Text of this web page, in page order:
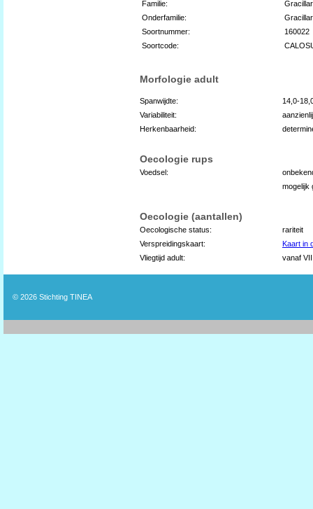
Familie:
Onderfamilie:
Soortnummer:
160022
Soortcode:
Morfologie adult
Spanwijdte:
14,0-
Variabiliteit:
Herkenbaarheid:
Oecologie rups
Voedsel:
mogelijk
Oecologie (aantallen)
Oecologische status:
rariteit
Verspreidingskaart:
Kaart in
Vliegtijd adult:
vanaf
© 2026 Stichting TINEA